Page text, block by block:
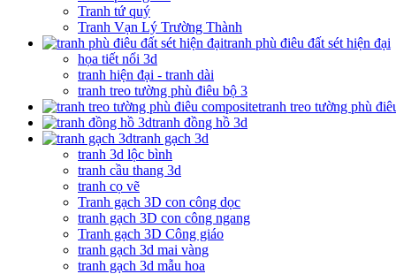
Tranh tứ quý
Tranh Vạn Lý Trường Thành
tranh phù điêu đất sét hiện đại
họa tiết nổi 3d
tranh hiện đại - tranh dài
tranh treo tường phù điêu bộ 3
tranh treo tường phù
tranh đồng hồ 3d
tranh gạch 3d
tranh 3d lộc bình
tranh cầu thang 3d
tranh cọ vẽ
Tranh gạch 3D con công dọc
tranh gạch 3D con công ngang
Tranh gạch 3D Công giáo
tranh gạch 3d mai vàng
tranh gạch 3d mẫu hoa